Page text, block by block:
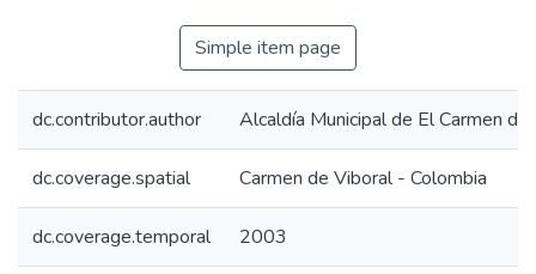
Simple item page
dc.contributor.author Alcaldía Municipal de El Carmen
dc.coverage.spatial Carmen de Viboral - Colombia
dc.coverage.temporal 2003